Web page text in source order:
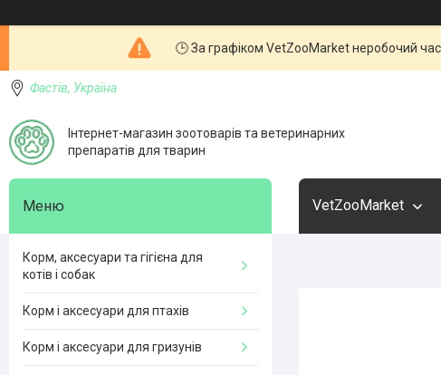
🕒 За графіком VetZooMarket неробочий
Фастів, Україна
Інтернет-магазин зоотоварів та ветеринарних
препаратів для тварин
VetZooMarket
Корм, аксесуари та гігієна для
котів і собак
Корм і аксесуари для птахів
Корм і аксесуари для гризунів